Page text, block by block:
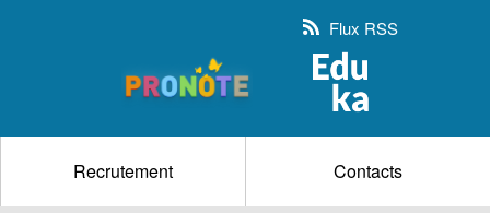
Flux RSS
Recrutement Contacts